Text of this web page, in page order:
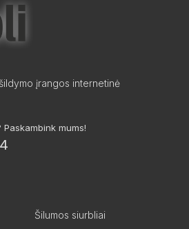
įrangos internetinė
mums!
Šilumos siurbliai